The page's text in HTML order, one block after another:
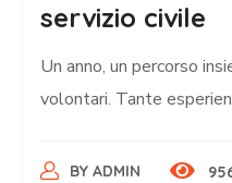
servizio civile
Un anno, un percorso
volontari. Tante
BY ADMIN